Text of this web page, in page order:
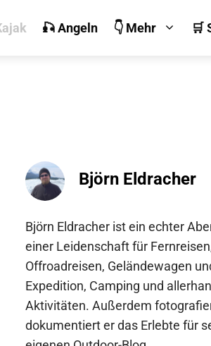
🎣 Angeln 👇 Mehr 🛒
Björn Eldracher
Björn Eldracher ist ein echter
einer Leidenschaft für
Offroadreisen, Geländewagen
Expedition, Camping und
Aktivitäten. Außerdem
dokumentiert er das Erlebte für